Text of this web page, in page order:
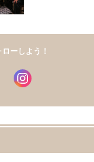
ーしよう！